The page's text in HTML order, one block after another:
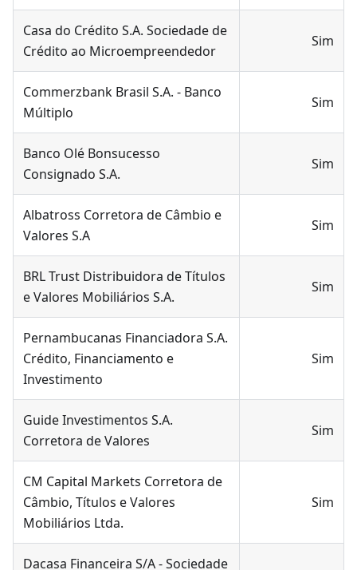
Casa do Crédito S.A. Sociedade de
Crédito ao Microempreendedor
Sim
Commerzbank Brasil S.A. - Banco
Múltiplo
Sim
Banco Olé Bonsucesso
Consignado S.A.
Sim
Albatross Corretora de Câmbio e
Valores S.A
Sim
BRL Trust Distribuidora de Títulos
e Valores Mobiliários S.A.
Sim
Pernambucanas Financiadora S.A.
Crédito, Financiamento e
Investimento
Sim
Guide Investimentos S.A.
Corretora de Valores
Sim
CM Capital Markets Corretora de
Câmbio, Títulos e Valores
Mobiliários Ltda.
Sim
Dacasa Financeira S/A - Sociedade